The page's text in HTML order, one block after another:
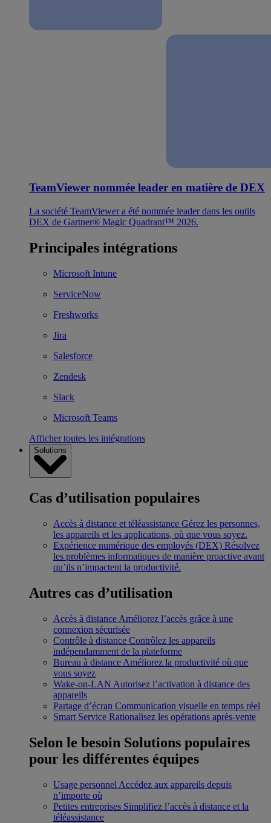
TeamViewer nommée leader en matière de DEX
La société TeamViewer a été nommée leader dans les outils
DEX de Gartner® Magic Quadrant™ 2026.
Principales intégrations
Microsoft Intune
ServiceNow
Freshworks
Jira
Salesforce
Zendesk
Slack
Microsoft Teams
Afficher toutes les intégrations
Solutions
Cas d’utilisation populaires
Accès à distance et téléassistance Gérez les personnes,
les appareils et les applications, où que vous soyez.
Expérience numérique des employés (DEX) Résolvez
les problèmes informatiques de manière proactive avant
qu’ils n’impactent la productivité.
Autres cas d’utilisation
Accès à distance Améliorez l’accès grâce à une
connexion sécurisée
Contrôle à distance Contrôlez les appareils
indépendamment de la plateforme
Bureau à distance Améliorez la productivité où que
vous soyez
Wake-on-LAN Autorisez l’activation à distance des
appareils
Partage d’écran Communication visuelle en temps réel
Smart Service Rationalisez les opérations après-vente
Selon le besoin Solutions populaires
pour les différentes équipes
Usage personnel Accédez aux appareils depuis
n’importe où
Petites entreprises Simplifiez l’accès à distance et la
téléassistance